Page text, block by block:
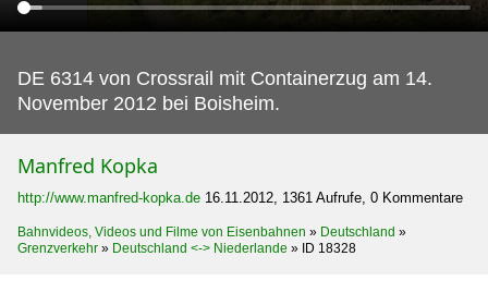
DE 6314 von Crossrail mit Containerzug am 14.
November 2012 bei Boisheim.
Manfred Kopka
http://www.manfred-kopka.de 16.11.2012, 1361 Aufrufe, 0 Kommentare
Bahnvideos, Videos und Filme von Eisenbahnen » Deutschland »
Grenzverkehr » Deutschland <-> Niederlande » ID 18328